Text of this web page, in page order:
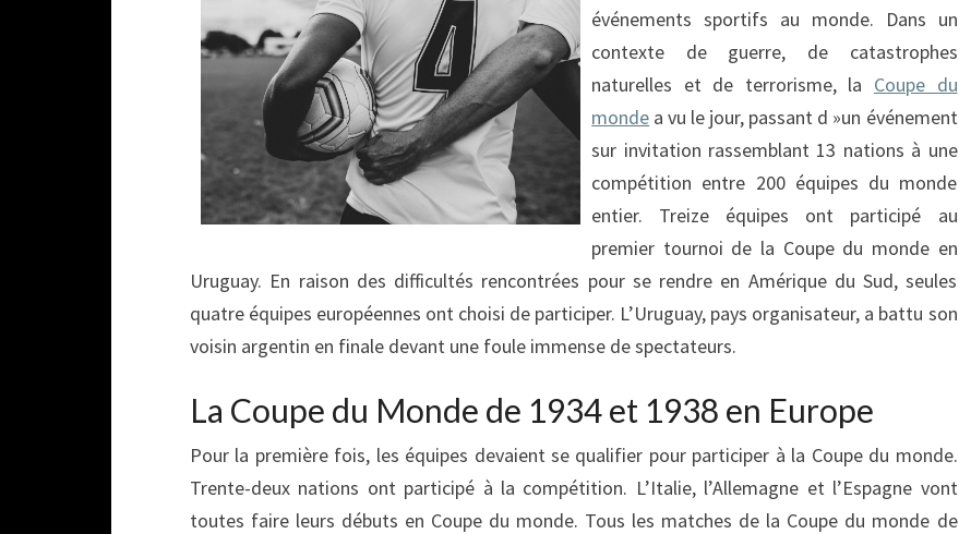
événements sportifs au monde. Dans un
contexte de guerre, de catastrophes
naturelles et de terrorisme, la Coupe du
monde a vu le jour, passant d »un événement
sur invitation rassemblant 13 nations à une
compétition entre 200 équipes du monde
entier. Treize équipes ont participé au
premier tournoi de la Coupe du monde en
Uruguay. En raison des difficultés rencontrées pour se rendre en Amérique du Sud, seules
quatre équipes européennes ont choisi de participer. L’Uruguay, pays organisateur, a battu son
voisin argentin en finale devant une foule immense de spectateurs.
La Coupe du Monde de 1934 et 1938 en Europe
Pour la première fois, les équipes devaient se qualifier pour participer à la Coupe du monde.
Trente-deux nations ont participé à la compétition. L’Italie, l’Allemagne et l’Espagne vont
toutes faire leurs débuts en Coupe du monde. Tous les matches de la Coupe du monde de